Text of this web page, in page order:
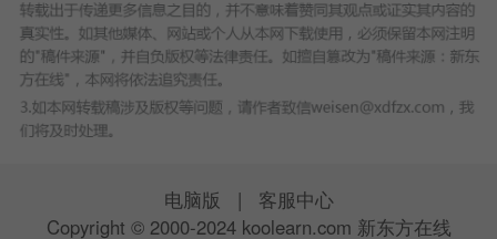
电脑版 |
客服中心
Copyright © 2000-2024 koolearn.com 新东方在线